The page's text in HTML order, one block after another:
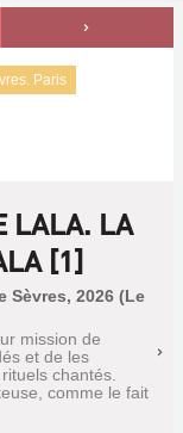
Paris
LALA. LA
[1]
Sèvres, 2026 (Le
mission de
et de les
chantés.
comme le fait